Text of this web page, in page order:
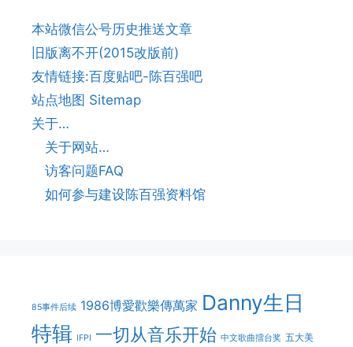
本站微信公号历史推送文章
旧版离不开(2015改版前)
友情链接:百度贴吧-陈百强吧
站点地图 Sitemap
关于…
关于网站…
访客问题FAQ
如何参与建设陈百强资料馆
85事件后续 1986博愛歡樂傳萬家 Danny生日
特辑 IFPI 一切从音乐开始 中文歌曲擂台奖 五大美